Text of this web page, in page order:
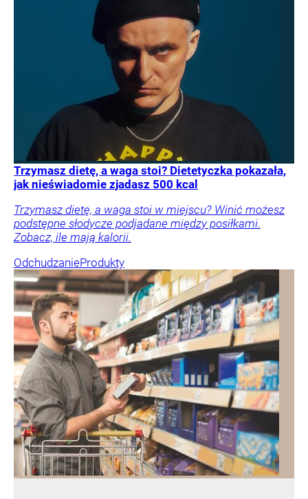
Trzymasz dietę, a waga stoi? Dietetyczka pokazała,
jak nieświadomie zjadasz 500 kcal
Trzymasz dietę, a waga stoi w miejscu? Winić możesz
podstępne słodycze podjadane między posiłkami.
Zobacz, ile mają kalorii.
OdchudzanieProdukty